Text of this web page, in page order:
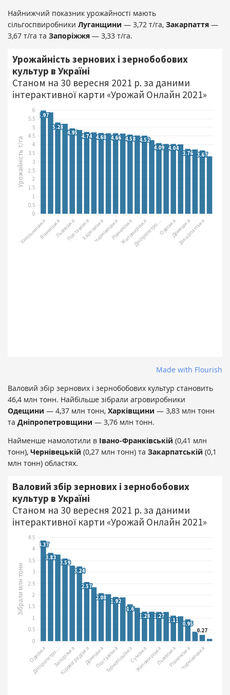
Найнижчий показник урожайності мають
сільгоспвиробники Луганщини — 3,72 т/га, Закарпаття —
3,67 т/га та Запоріжжя — 3,33 т/га.
Made with Flourish
Валовий збір зернових і зернобобових культур становить
46,4 млн тонн. Найбільше зібрали агровиробники
Одещини — 4,37 млн тонн, Харківщини — 3,83 млн тонн
та Дніпропетровщини — 3,76 млн тонн.
Найменше намолотили в Івано-Франківській (0,41 млн
тонн), Чернівецькій (0,27 млн тонн) та Закарпатській (0,1
млн тонн) областях.